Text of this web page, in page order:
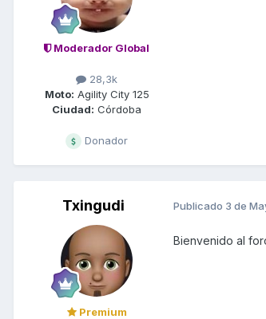
Moderador Global
28,3k
Moto: Agility City 125
Ciudad: Córdoba
Donador
Txingudi
Premium
Publicado 3 de
Bienvenido al